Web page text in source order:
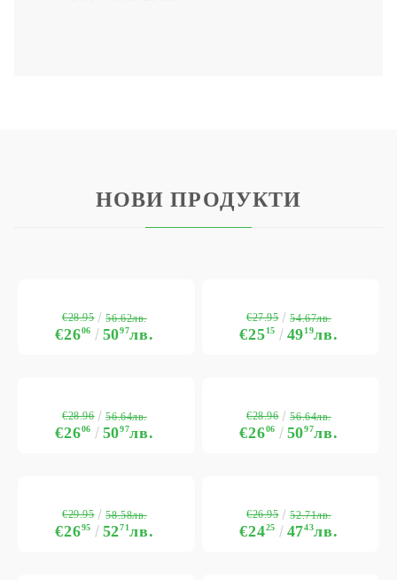
НОВИ ПРОДУКТИ
€2606 5097лв.
€28.95 56.62лв.
€2515 4919лв.
€27.95 54.67лв.
€2606 5097лв.
€28.96 56.64лв.
€2606 5097лв.
€28.96 56.64лв.
€2695 5271лв.
€29.95 58.58лв.
€2425 4743лв.
€26.95 52.71лв.